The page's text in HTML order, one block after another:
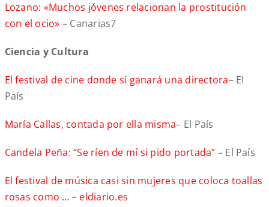
Lozano: «Muchos jóvenes relacionan la prostitución
con el ocio» – Canarias7
Ciencia y Cultura
El festival de cine donde sí ganará una directora– El
País
María Callas, contada por ella misma– El País
Candela Peña: “Se ríen de mí si pido portada” – El País
El festival de música casi sin mujeres que coloca toallas
rosas como … – eldiario.es